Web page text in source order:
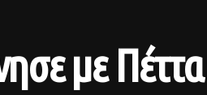
με Πέττα